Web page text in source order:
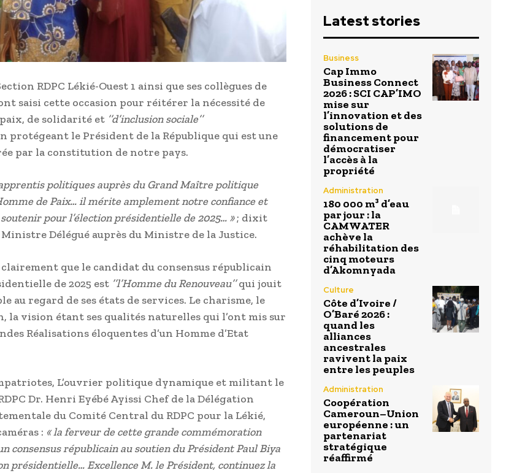
RDPC Lékié-Ouest 1 ainsi que ses collègues de
saisi cette occasion pour réitérer la nécessité de
de solidarité et ’’d’inclusion sociale’’
protégeant le Président de la République qui est une
par la constitution de notre pays.
politiques auprès du Grand Maître politique
de Paix… il mérite amplement notre confiance et
pour l’élection présidentielle de 2025… »; dixit
Ministre Délégué auprès du Ministre de la Justice.
que le candidat du consensus républicain
de 2025 est ’’l’Homme du Renouveau’’qui jouit
au regard de ses états de services. Le charisme, le
la vision étant ses qualités naturelles qui l’ont mis sur
Réalisations éloquentes d’un Homme d’Etat
L’ouvrier politique dynamique et militant le
Dr. Henri Eyébé Ayissi Chef de la Délégation
du Comité Central du RDPC pour la Lékié,
: « la ferveur de cette grande commémoration
consensus républicain au soutien du Président Paul Biya
présidentielle… Excellence M. le Président, continuez la
Latest stories
Business
Cap Immo
Business Connect
2026 : SCI CAP’IMO
mise sur
l’innovation et des
solutions de
financement pour
démocratiser
l’accès à la
propriété
Administration
180 000 m³ d’eau
par jour : la
CAMWATER
achève la
réhabilitation des
cinq moteurs
d’Akomnyada
Culture
Côte d’Ivoire /
O’Baré 2026 :
quand les
alliances
ancestrales
ravivent la paix
entre les peuples
Administration
Coopération
Cameroun–Union
européenne : un
partenariat
stratégique
réaffirmé